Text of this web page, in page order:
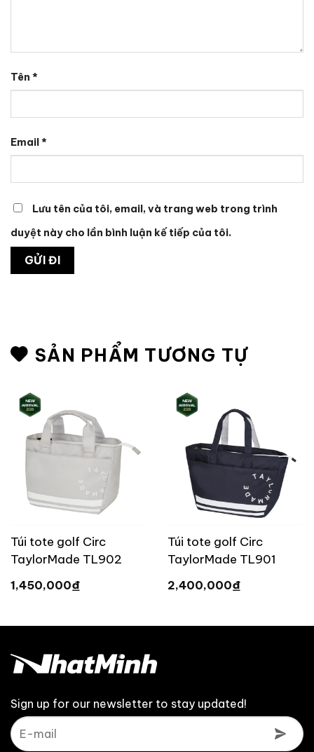
Tên *
Email*
Lưu tên của tôi, email, và trang web trong trình
duyệt này cho lần bình luận kế tiếp của tôi.
SẢN PHẨM TƯƠNG TỰ
Túi tote golf Circ
TaylorMade TL902
1,450,000₫
Túi tote golf Circ
TaylorMade TL901
2,400,000₫
Sign up for our newsletter to stay updated!